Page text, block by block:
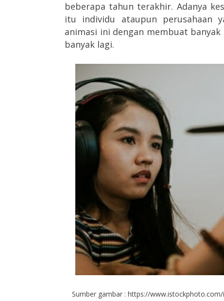
beberapa tahun terakhir. Adanya
itu individu ataupun perusahaan
animasi ini dengan membuat
banyak lagi.
Sumber gambar : https://